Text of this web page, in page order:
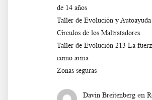
de 14 años
Taller de Evolución y
Círculos de los Maltratadores
Taller de Evoluciòn 213 La
como arma
Zonas seguras
Davin Breitenberg en